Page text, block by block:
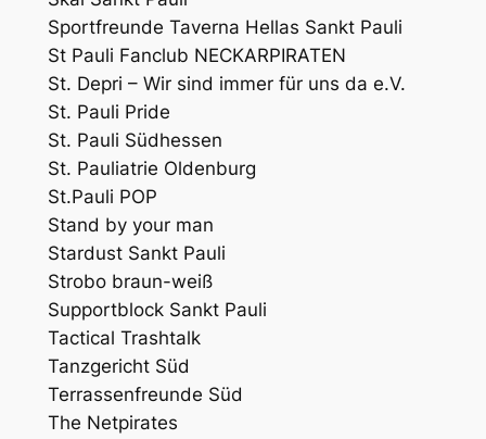
Sportfreunde Taverna Hellas Sankt Pauli
St Pauli Fanclub NECKARPIRATEN
St. Depri – Wir sind immer für uns da e.V.
St. Pauli Pride
St. Pauli Südhessen
St. Pauliatrie Oldenburg
St.Pauli POP
Stand by your man
Stardust Sankt Pauli
Strobo braun-weiß
Supportblock Sankt Pauli
Tactical Trashtalk
Tanzgericht Süd
Terrassenfreunde Süd
The Netpirates